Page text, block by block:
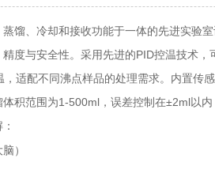
馏、冷却和接收功能于一体的先进实验
度与安全性。采用先进的PID控温技术
适配不同沸点样品的处理需求。内置传
积范围为1-500ml，误差控制在±2ml以内
）